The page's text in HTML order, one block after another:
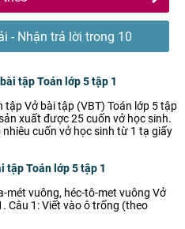
- Nhận trả lời trong 10
tập Toán lớp 5 tập 1
tập Vở bài tập (VBT) Toán lớp 5 tập
xuất được 25 cuốn vở học sinh.
cuốn vở học sinh từ 1 tạ giấy
tập Toán lớp 5 tập 1
mét vuông, héc-tô-met vuông Vở
Câu 1: Viết vào ô trống (theo